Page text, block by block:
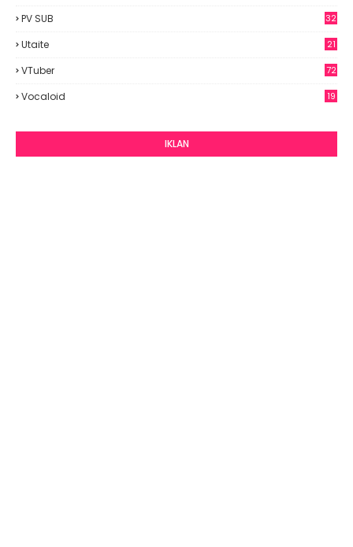
PV SUB 32
Utaite 21
VTuber 72
Vocaloid 19
IKLAN